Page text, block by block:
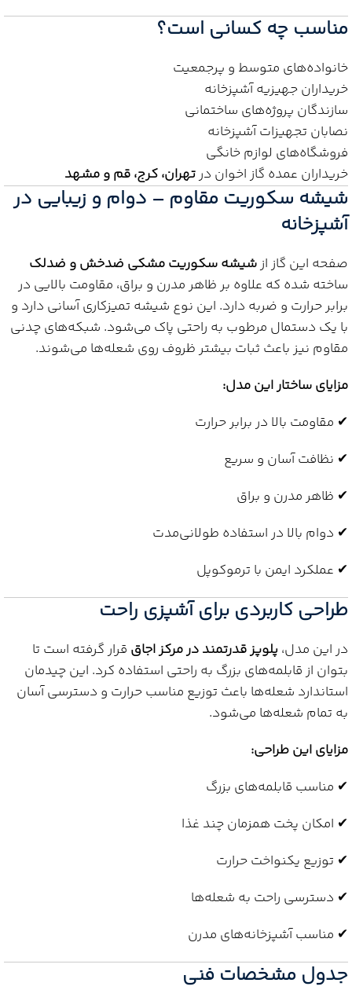
مناسب چه کسانی است؟
خانواده‌های متوسط و پرجمعیت
خریداران جهیزیه آشپزخانه
سازندگان پروژه‌های ساختمانی
نصابان تجهیزات آشپزخانه
فروشگاه‌های لوازم خانگی
خریداران عمده گاز اخوان درتهران، کرج، قم و مشهد
شیشه سکوریت مقاوم – دوام و زیبایی در
آشپزخانه
صفحه این گاز ازشیشه سکوریت مشکی ضدخش و ضدلک
ساخته شده که علاوه بر ظاهر مدرن و براق، مقاومت بالایی در
برابر حرارت و ضربه دارد. این نوع شیشه تمیزکاری آسانی دارد و
با یک دستمال مرطوب به راحتی پاک می‌شود. شبکه‌های چدنی
مقاوم نیز باعث ثبات بیشتر ظروف روی شعله‌ها می‌شوند.
مزایای ساختار این مدل:
✔ مقاومت بالا در برابر حرارت
✔ نظافت آسان و سریع
✔ ظاهر مدرن و براق
✔ دوام بالا در استفاده طولانی‌مدت
✔ عملکرد ایمن با ترموکوپل
طراحی کاربردی برای آشپزی راحت
در این مدل، پلوپز قدرتمند در مرکز اجاق قرار گرفته است تا
بتوان از قابلمه‌های بزرگ به راحتی استفاده کرد. این چیدمان
استاندارد شعله‌ها باعث توزیع مناسب حرارت و دسترسی آسان
به تمام شعله‌ها می‌شود.
مزایای این طراحی:
✔ مناسب قابلمه‌های بزرگ
✔ امکان پخت همزمان چند غذا
✔ توزیع یکنواخت حرارت
✔ دسترسی راحت به شعله‌ها
✔ مناسب آشپزخانه‌های مدرن
جدول مشخصات فنی